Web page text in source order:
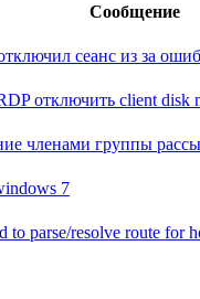
Сообщение
сеанс из за
отключить client disk
членами группы
7
parse/resolve route for